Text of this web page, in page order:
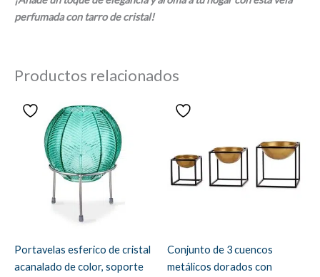
perfumada con tarro de cristal!
Productos relacionados
Portavelas esferico de cristal
acanalado de color, soporte
Conjunto de 3 cuencos
metálicos dorados con